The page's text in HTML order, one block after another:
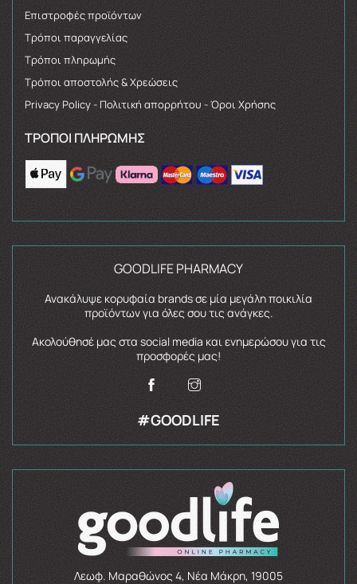
Επιστροφές προϊόντων
Τρόποι παραγγελίας
Τρόποι πληρωμής
Τρόποι αποστολής & Χρεώσεις
Privacy Policy - Πολιτική απορρήτου - Όροι Χρήσης
ΤΡΌΠΟΙ ΠΛΗΡΩΜΉΣ
GOODLIFE PHARMACY
Ανακάλυψε κορυφαία brands σε μία μεγάλη ποικιλία
προϊόντων για όλες σου τις ανάγκες.
Ακολούθησέ μας στα social media και ενημερώσου για τις
προσφορές μας!
#GOODLIFE
Λεωφ. Μαραθώνος 4, Νέα Μάκρη, 19005